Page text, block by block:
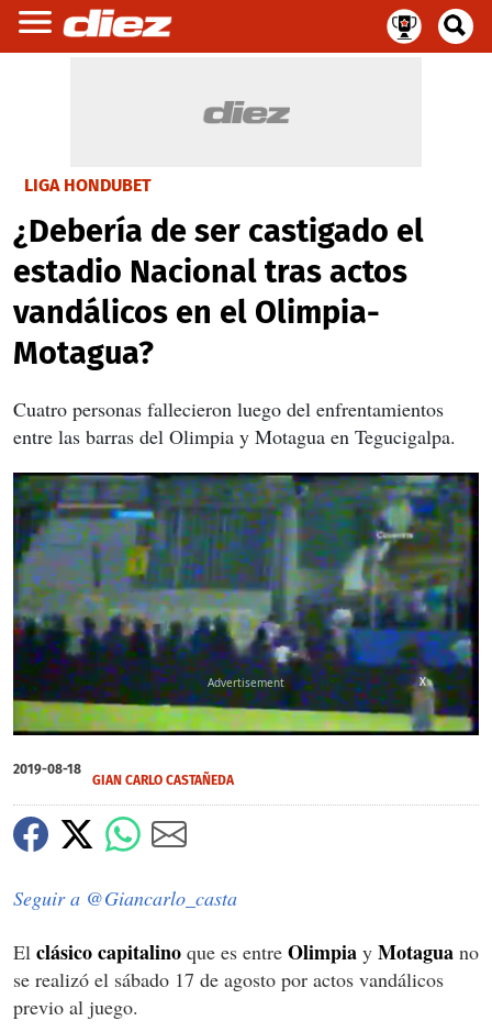
LIGA HONDUBET
¿Debería de ser castigado el
estadio Nacional tras actos
vandálicos en el Olimpia-
Motagua?
Cuatro personas fallecieron luego del enfrentamientos
entre las barras del Olimpia y Motagua en Tegucigalpa.
seconds
of
minutes,
36
seconds
X
2019-08-18
GIAN CARLO CASTAÑEDA
Seguir a @Giancarlo_casta
El clásico capitalino que es entre Olimpia y Motagua no
se realizó el sábado 17 de agosto por actos vandálicos
previo al juego.